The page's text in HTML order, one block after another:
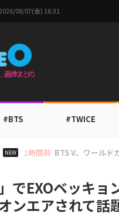
08/07(金) 16:31
#BTS #TWICE
NEW 3時間前 IVEチャン・ウォ
でEXOベッキ
ンエアされて話